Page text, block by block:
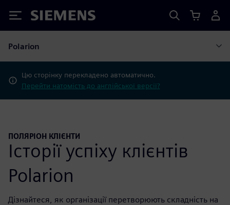
Siemens
Polarion
Цю сторінку перекладено автоматично.
Перейти натомість до англійської версії?
ПОЛЯРІОН КЛІЄНТИ
Історії успіху клієнтів
Polarion
Дізнайтеся, як організації перетворюють складність на